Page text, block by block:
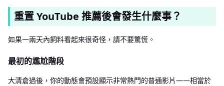
重置 YouTube 推薦後會發生什麼事？
如果一兩天內飼料看起來很奇怪，請不要驚慌。
最初的尷尬階段
大清倉過後，你的動態會預設顯示非常熱門的普通影片——相當於